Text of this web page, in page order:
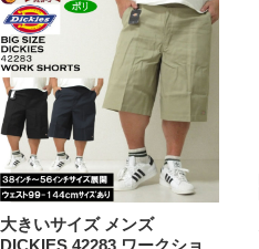
大きいサイズ メンズ
DICKIES 42283 ワークショ